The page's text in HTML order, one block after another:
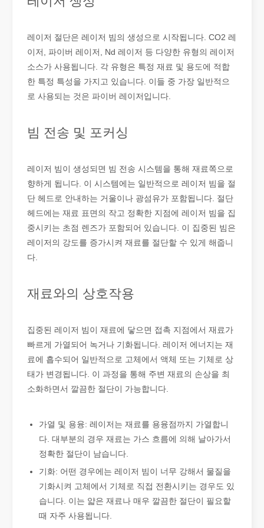
튜브 레이저 절단은 빠르게 발전하는 제조 산업의 핵심 기술입니
작업 파트너를 선택하는 방법: 레이저 절단기
레이저 절단 금속은 금속 가공에 널리 사용되는 정밀 방법입니다.
금속 시트의 레이저 절단은 널리 사용되는 절단 방법입니다.
금속 시트의 레이저 절단은 널리 사용되는 절단 방법입니다. 정확
레이저 절단은 레이저 빔의 생성으로 시작됩니다. CO2 레
이저, 파이버 레이저, Nd 레이저 등 다양한 유형의 레이저
소스가 사용됩니다. 각 유형은 특정 재료 및 용도에 적합
한 특정 특성을 가지고 있습니다. 이들 중 가장 일반적으
로 사용되는 것은 파이버 레이저입니다.
빔 전송 및 포커싱
레이저 빔이 생성되면 빔 전송 시스템을 통해 재료쪽으로
향하게 됩니다. 이 시스템에는 일반적으로 레이저 빔을 절
단 헤드로 안내하는 거울이나 광섬유가 포함됩니다. 절단
헤드에는 재료 표면의 작고 정확한 지점에 레이저 빔을 집
중시키는 초점 렌즈가 포함되어 있습니다. 이 집중된 빔은
레이저의 강도를 증가시켜 재료를 절단할 수 있게 해줍니
다.
재료와의 상호작용
집중된 레이저 빔이 재료에 닿으면 접촉 지점에서 재료가
빠르게 가열되어 녹거나 기화됩니다. 레이저 에너지는 재
료에 흡수되어 일반적으로 고체에서 액체 또는 기체로 상
태가 변경됩니다. 이 과정을 통해 주변 재료의 손상을 최
소화하면서 깔끔한 절단이 가능합니다.
가열 및 용융: 레이저는 재료를 용융점까지 가열합니
다. 대부분의 경우 재료는 가스 흐름에 의해 날아가서
정확한 절단이 남습니다.
기화: 어떤 경우에는 레이저 빔이 너무 강해서 물질을
기화시켜 고체에서 기체로 직접 전환시키는 경우도 있
습니다. 이는 얇은 재료나 매우 깔끔한 절단이 필요할
때 자주 사용됩니다.